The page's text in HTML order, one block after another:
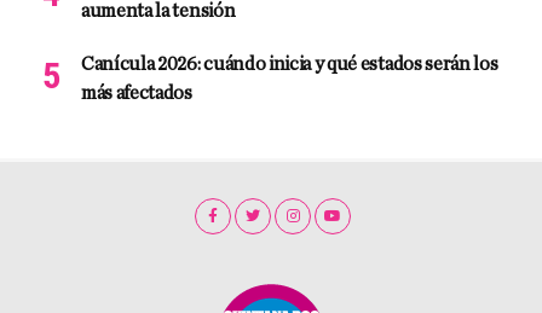
aumenta la tensión
Canícula 2026: cuándo inicia y qué estados serán los
más afectados